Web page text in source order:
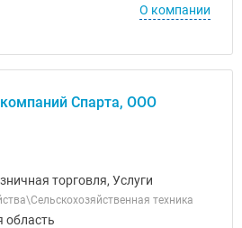
О компании
компаний Спарта, ООО
торговля, Услуги
техника
область